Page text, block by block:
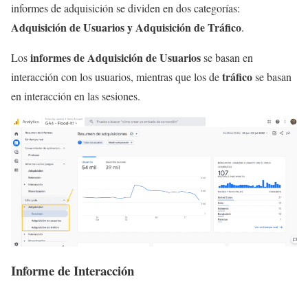
informes de adquisición se dividen en dos categorías:
Adquisición de Usuarios y Adquisición de Tráfico.
Losinformes de Adquisición de Usuariosse basan en
interacción con los usuarios, mientras que los detráficose basan
en interacción en las sesiones.
Informe de Interacción